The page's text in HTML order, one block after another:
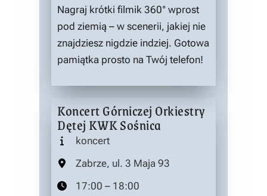
Nagraj krótki filmik 360° wprost
pod ziemią – w scenerii, jakiej nie
znajdziesz nigdzie indziej. Gotowa
pamiątka prosto na Twój telefon!
Koncert Górniczej Orkiestry
Dętej KWK Sośnica
koncert
Zabrze, ul. 3 Maja 93
17:00 – 18:00